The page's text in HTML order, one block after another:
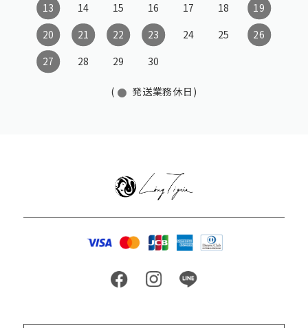
13
14 15 16 17 18
19
20
21 22 23 24 25
26
27
28 29 30
( 発送業務休日)